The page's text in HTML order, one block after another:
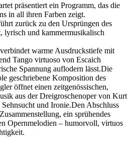
präsentiert ein Programm, das die
in all ihren Farben zeigt.
zurück zu den Ursprüngen des
lyrisch und kammermusikalisch
warme Ausdruckstiefe mit
Tango virtuoso von Escaich
Spannung auflodern lässt.Die
geschriebene Komposition des
öffnet einen zeitgenössischen,
aus der Dreigroschenoper von Kurt
und Ironie.Den Abschluss
ein sprühendes
Opernmelodien – humorvoll, virtuos